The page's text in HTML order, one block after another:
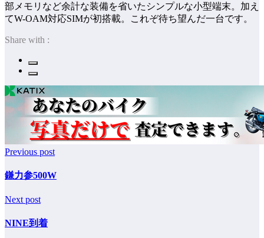
部メモリなど余計な装備を省いたシンプルな小型端末。加え
てW-OAM対応SIMが初搭載。これぞ待ち望んだ一台です。
Share with :
Previous post
鎌力参500W
Next post
NINE到着